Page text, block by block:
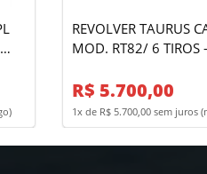
REVOLVER TAURUS
MOD. RT82/ 6 TIROS - OXIDADO
R$ 5.700,00
1x de R$ 5.700,00 sem juros